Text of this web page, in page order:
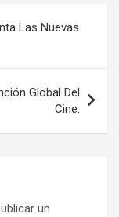
Las Nuevas
Global Del
Cine.
un